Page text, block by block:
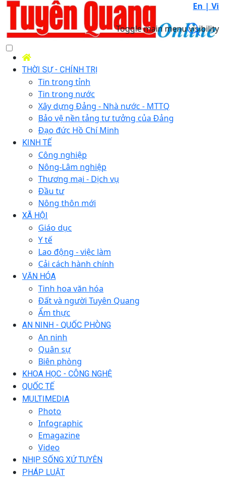
En | Vi
Toggle main menu visibility
THỜI SỰ - CHÍNH TRỊ
Tin trong tỉnh
Tin trong nước
Xây dựng Đảng - Nhà nước - MTTQ
Bảo vệ nền tảng tư tưởng của Đảng
Đạo đức Hồ Chí Minh
KINH TẾ
Công nghiệp
Nông-Lâm nghiệp
Thương mại - Dịch vụ
Đầu tư
Nông thôn mới
XÃ HỘI
Giáo dục
Y tế
Lao động - việc làm
Cải cách hành chính
VĂN HÓA
Tinh hoa văn hóa
Đất và người Tuyên Quang
Ẩm thực
AN NINH - QUỐC PHÒNG
An ninh
Quân sự
Biên phòng
KHOA HỌC - CÔNG NGHỆ
QUỐC TẾ
MULTIMEDIA
Photo
Infographic
Emagazine
Video
NHỊP SỐNG XỨ TUYÊN
PHÁP LUẬT